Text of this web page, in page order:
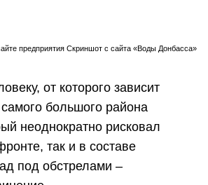
предприятия Скриншот с сайта «Воды Донбасса»
от которого зависит
большого района
неоднократно рисковал
так и в составе
под обстрелами –